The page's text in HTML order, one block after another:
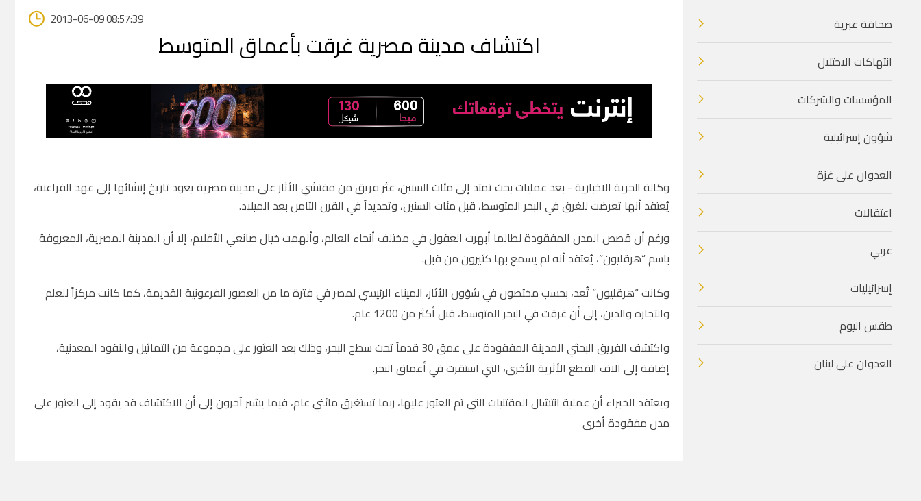
2013-06-09 08:57:39
اكتشاف مدينة مصرية غرقت بأعماق المتوسط
وكالة الحرية الاخبارية - بعد عمليات بحث تمتد إلى مئات السنين، عثر فريق من مفتشي الأثار على مدينة مصرية يعود تاريخ إنشائها إلى عهد الفراعنة،
يُعتقد أنها تعرضت للغرق في البحر المتوسط، قبل مئات السنين، وتحديداً في القرن الثامن بعد الميلاد.
ورغم أن قصص المدن المفقودة لطالما أبهرت العقول في مختلف أنحاء العالم، وألهمت خيال صانعي الأفلام، إلا أن المدينة المصرية، المعروفة
باسم “هرقليون”، يُعتقد أنه لم يسمع بها كثيرون من قبل.
وكانت “هرقليون” تُعد، بحسب مختصون في شؤون الأثار، الميناء الرئيسي لمصر في فترة ما من العصور الفرعونية القديمة، كما كانت مركزاً للعلم
والتجارة والدين، إلى أن غرقت في البحر المتوسط، قبل أكثر من 1200 عام.
واكتشف الفريق البحثي المدينة المفقودة على عمق 30 قدماً تحت سطح البحر، وذلك بعد العثور على مجموعة من التماثيل والنقود المعدنية،
إضافة إلى آلاف القطع الأثرية الأخرى، التي استقرت في أعماق البحر.
ويعتقد الخبراء أن عملية انتشال المقتنيات التي تم العثور عليها، ربما تستغرق مائتي عام، فيما يشير آخرون إلى أن الاكتشاف قد يقود إلى العثور على
مدن مفقودة أخرى
صحافة عبرية
انتهاكات الاحتلال
المؤسسات والشركات
شؤون إسرائيلية
العدوان على غزة
اعتقالات
عربي
إسرائيليات
طقس اليوم
العدوان على لبنان